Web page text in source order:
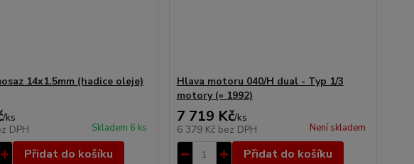
14x1.5mm (hadice oleje)
/ks
DPH Skladem 6 ks
Přidat do košíku
Hlava motoru 040/H dual - Typ 1/3
motory (» 1992)
7 719 Kč/ks
6 379 Kč bez DPH Není skladem
Přidat do košíku